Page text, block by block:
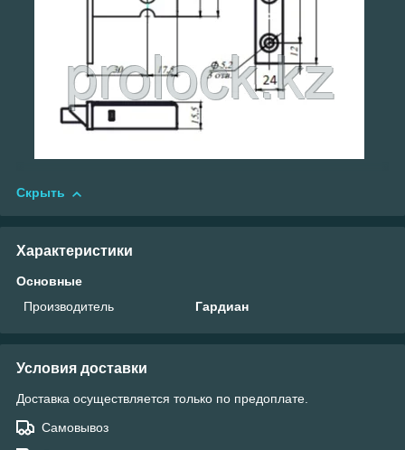
Скрыть
Характеристики
Основные
Производитель
Гардиан
Условия доставки
Доставка осуществляется только по предоплате.
Самовывоз